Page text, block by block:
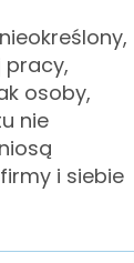
pracy,
osoby,
nie
i siebie